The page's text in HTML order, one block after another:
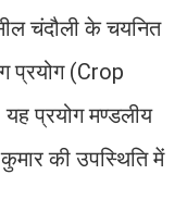
चंदौली के चयनित
प्रयोग (Crop
प्रयोग मण्डलीय
की उपस्थिति में